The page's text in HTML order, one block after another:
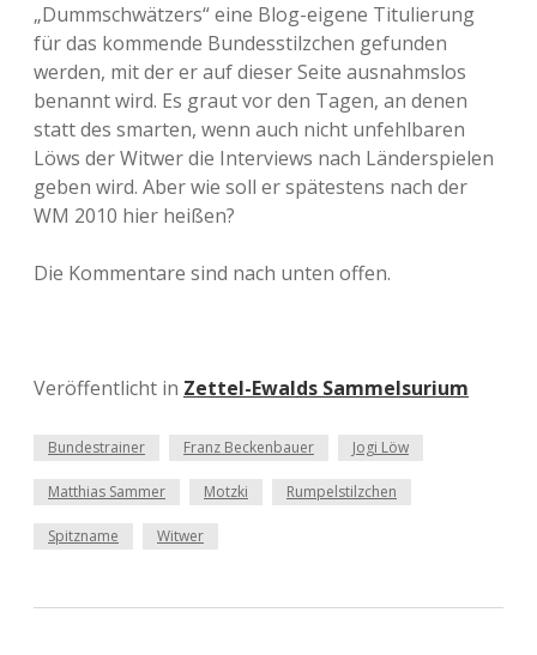
„Dummschwätzers“ eine Blog-eigene Titulierung
für das kommende Bundesstilzchen gefunden
werden, mit der er auf dieser Seite ausnahmslos
benannt wird. Es graut vor den Tagen, an denen
statt des smarten, wenn auch nicht unfehlbaren
Löws der Witwer die Interviews nach Länderspielen
geben wird. Aber wie soll er spätestens nach der
WM 2010 hier heißen?
Die Kommentare sind nach unten offen.
Veröffentlicht in Zettel-Ewalds Sammelsurium
Bundestrainer Franz Beckenbauer Jogi Löw
Matthias Sammer Motzki Rumpelstilzchen
Spitzname Witwer